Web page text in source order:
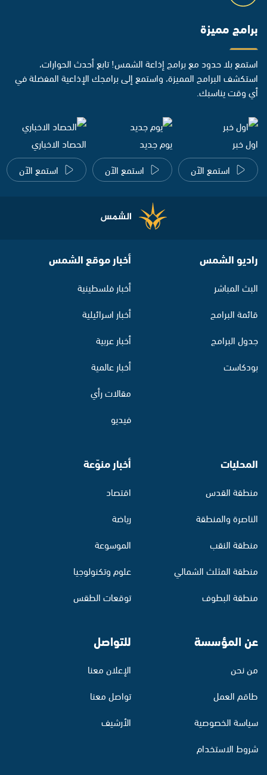
برامج مميزة
استمع بلا حدود مع برامج إذاعة الشمس! تابع أحدث الحوارات،
استكشف البرامج المميزة، واستمع إلى برامجك الإذاعية المفضلة في
أي وقت يناسبك.
اول خبر
استمع الآن
يوم جديد
استمع الآن
الحصاد الاخباري
استمع الآن
راديو الشمس
البث المباشر
قائمة البرامج
جدول البرامج
بودكاست
أخبار موقع الشمس
أخبار فلسطينية
أخبار اسرائيلية
أخبار عربية
أخبار عالمية
مقالات رأي
فيديو
المحليات
منطقة القدس
الناصرة والمنطقة
منطقة النقب
منطقة المثلث الشمالي
منطقة البطوف
أخبار منوّعة
اقتصاد
رياضة
الموسوعة
علوم وتكنولوجيا
توقعات الطقس
عن المؤسسة
من نحن
طاقم العمل
سياسة الخصوصية
شروط الاستخدام
للتواصل
الإعلان معنا
تواصل معنا
الأرشيف